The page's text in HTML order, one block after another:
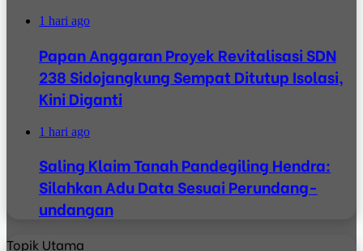
1 hari ago
Papan Anggaran Proyek Revitalisasi SDN
238 Sidojangkung Sempat Ditutup Isolasi,
Kini Diganti
1 hari ago
Saling Klaim Tanah Pandegiling Hendra:
Silahkan Adu Data Sesuai Perundang-
undangan
Topik Utama